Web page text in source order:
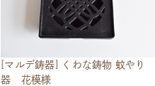
[マルデ鋳器] くわな鋳物 蚊やり
器 花模様